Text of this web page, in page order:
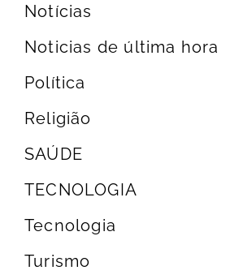
Notícias
Noticias de última hora
Política
Religião
SAÚDE
TECNOLOGIA
Tecnologia
Turismo